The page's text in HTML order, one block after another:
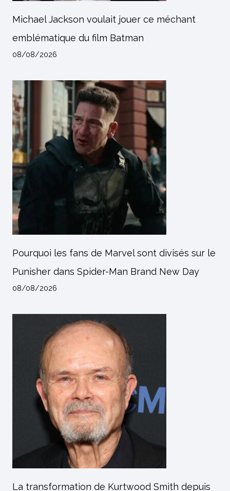
Michael Jackson voulait jouer ce méchant
emblématique du film Batman
08/08/2026
Pourquoi les fans de Marvel sont divisés sur le
Punisher dans Spider-Man Brand New Day
08/08/2026
La transformation de Kurtwood Smith depuis